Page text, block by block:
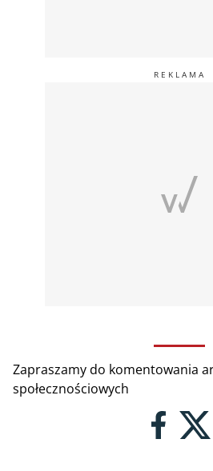
Zapraszamy do komentowania
społecznościowych